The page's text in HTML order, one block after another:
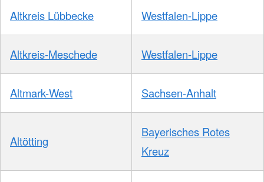
Altkreis Lübbecke Westfalen-Lippe
Altkreis-Meschede Westfalen-Lippe
Altmark-West Sachsen-Anhalt
Altötting
Bayerisches Rotes
Kreuz